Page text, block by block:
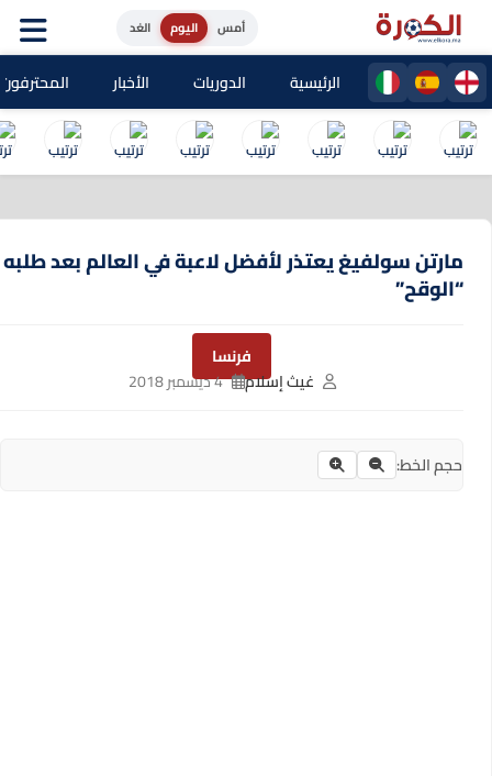
اليوم الغد
الرئيسية الدوريات الأخبار المحترفون
مارتن سولفيغ يعتذر لأفضل لاعبة في العالم بعد طلبه
“الوقح”
فرنسا
غيث إسلام
4 ديسمبر 2018
حجم الخط: